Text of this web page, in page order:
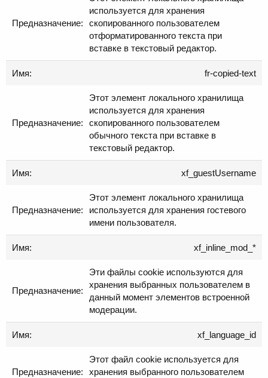
используется для хранения
скопированного пользователем
отформатированного текста при
вставке в текстовый редактор.
fr-copied-text
Этот элемент локального хранилища
используется для хранения
скопированного пользователем
обычного текста при вставке в
текстовый редактор.
xf_guestUsername
Этот элемент локального хранилища
используется для хранения гостевого
имени пользователя.
xf_inline_mod_*
Эти файлы cookie используются для
хранения выбранных пользователем в
данный момент элементов встроенной
модерации.
xf_language_id
Этот файл cookie используется для
хранения выбранного пользователем